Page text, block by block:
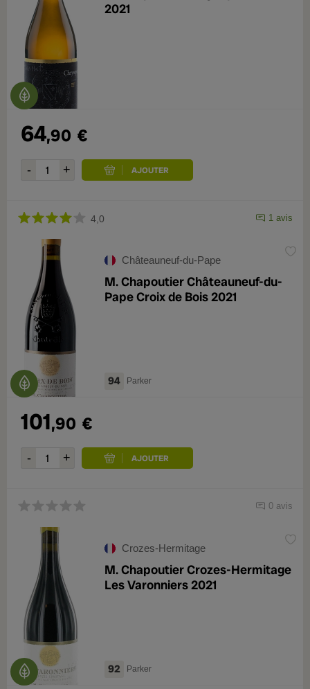
2021
64,90 €
4,0 1 avis
Châteauneuf-du-Pape
M. Chapoutier Châteauneuf-du-
Pape Croix de Bois 2021
94 Parker
101,90 €
0 avis
Crozes-Hermitage
M. Chapoutier Crozes-Hermitage
Les Varonniers 2021
92 Parker